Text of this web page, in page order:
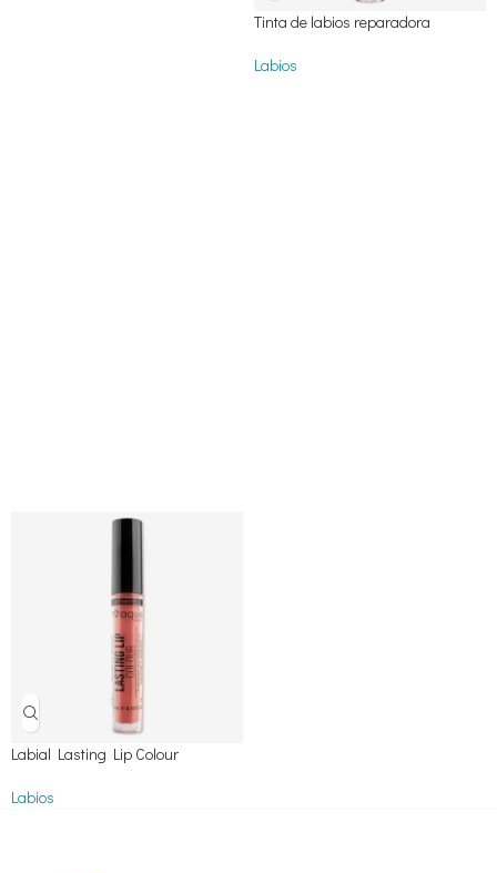
Labial Lasting Lip Colour
Labios
Tinta de labios reparadora
Labios